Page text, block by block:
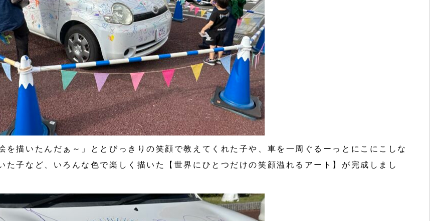
を描いたんだぁ～」ととびっきりの笑顔で教えてくれた子や、車を一周ぐるーっとにこにこしな
た子など、いろんな色で楽しく描いた【世界にひとつだけの笑顔溢れるアート】が完成しまし